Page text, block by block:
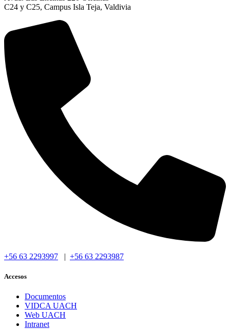
C24 y C25, Campus Isla Teja, Valdivia
+56 63 2293997 | +56 63 2293987
Accesos
Documentos
VIDCA UACH
Web UACH
Intranet